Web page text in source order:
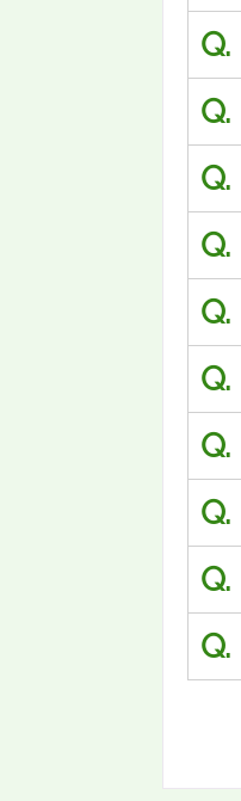
Q.
Q.
Q.
Q.
Q.
Q.
Q.
Q.
Q.
Q.